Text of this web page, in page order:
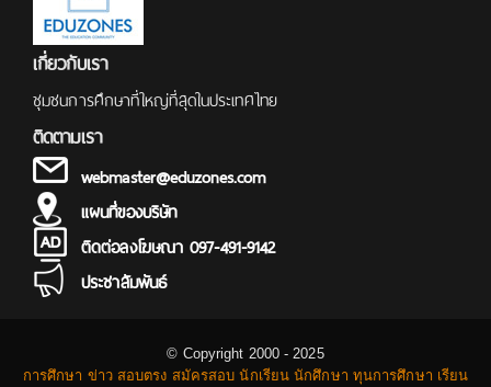
เกี่ยวกับเรา
ชุมชนการศึกษาที่ใหญ่ที่สุดในประเทศไทย
ติดตามเรา
webmaster@eduzones.com
แผนที่ของบริษัท
ติดต่อลงโฆษณา 097-491-9142
ประชาสัมพันธ์
© Copyright 2000 - 2025
การศึกษา ข่าว สอบตรง สมัครสอบ นักเรียน นักศึกษา ทุนการศึกษา เรียน